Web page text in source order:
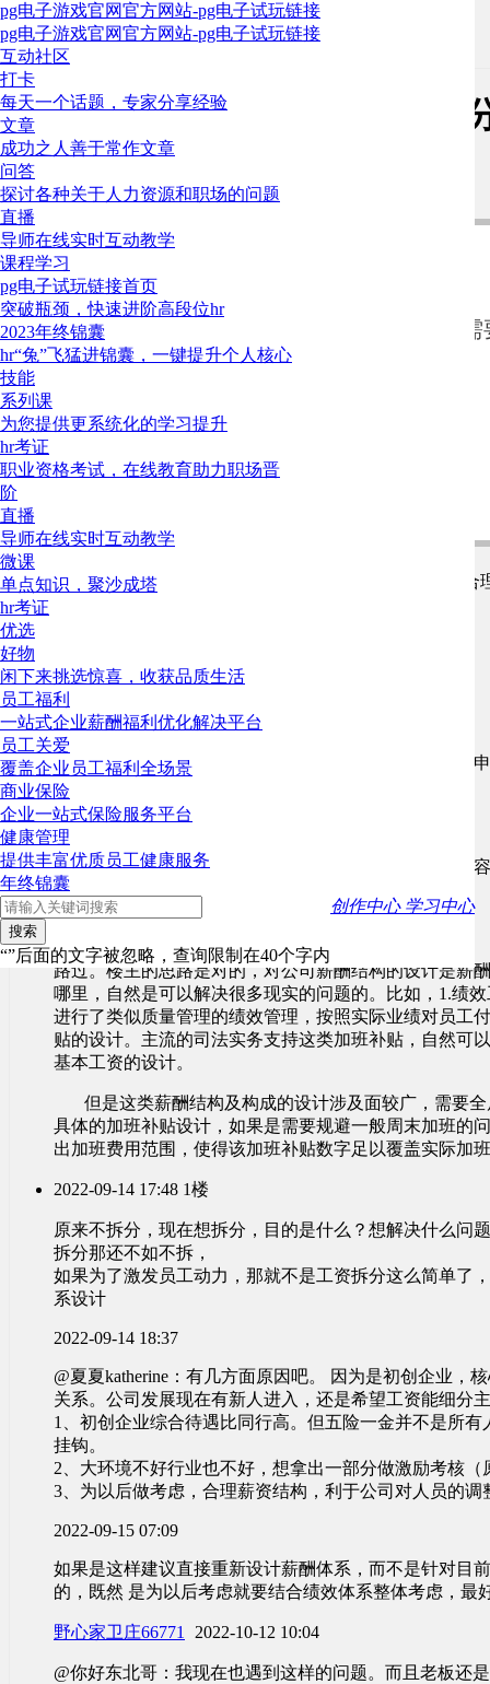
pg电子游戏官网官方网站-pg电子试玩链接
pg电子游戏官网官方网站-pg电子试玩链接
互动社区
打卡
每天一个话题，专家分享经验
文章
成功之人善于常作文章
问答
探讨各种关于人力资源和职场的问题
直播
导师在线实时互动教学
课程学习
pg电子试玩链接首页
突破瓶颈，快速进阶高段位hr
2023年终锦囊
hr“兔”飞猛进锦囊，一键提升个人核心
技能
系列课
为您提供更系统化的学习提升
hr考证
职业资格考试，在线教育助力职场晋
阶
直播
导师在线实时互动教学
微课
单点知识，聚沙成塔
hr考证
优选
好物
闲下来挑选惊喜，收获品质生活
员工福利
一站式企业薪酬福利优化解决平台
员工关爱
覆盖企业员工福利全场景
商业保险
企业一站式保险服务平台
健康管理
提供丰富优质员工健康服务
年终锦囊
创作中心 学习中心
搜索
“”后面的文字被忽略，查询限制在40个字内
三茅问答
工资结构调整应该如何进行拆
方网站
4
之前工资就是一个总数没有做区分，现在公司人员变多，希望
比如税前月薪10000，想拆分为：基本薪资、岗位补贴、加班
基本工资（想和五险一金基数挂钩）：按3000
岗位补贴 ：
加班工资（目前大小周，每月有一到二周周六需要上班）：
绩效工资（有业务目标，固定奖励，达成给，没完成不给）：
现在主要是“加班补贴”不知改如何划分，请问应该如何调整
感谢！
登录后才可以发表评论哦~请 或
牛奶里的鱼儿2022-10-13 16:44
加班工资个人认为可以增加加班工作制度，加班须提前
班，并结合考勤打卡来确认具体的计算金额。
上林2022-09-15 09:39
你要知道劳动法对加班工资是如何规定的，你就可以很
有啥可问的呢？
路过。楼主的思路是对的，对公司薪酬结构的设计是薪
哪里，自然是可以解决很多现实的问题的。比如，1.绩
进行了类似质量管理的绩效管理，按照实际业绩对员
贴的设计。主流的司法实务支持这类加班补贴，自然可
基本工资的设计。
但是这类薪酬结构及构成的设计涉及面较广，需要全
具体的加班补贴设计，如果是需要规避一般周末加班的
出加班费用范围，使得该加班补贴数字足以覆盖实际加
2022-09-14 17:48 1楼
原来不拆分，现在想拆分，目的是什么？想解决什么问
拆分那还不如不拆，
如果为了激发员工动力，那就不是工资拆分这么简单了
系设计
2022-09-14 18:37
@夏夏katherine：有几方面原因吧。 因为是初创企业，
关系。公司发展现在有新人进入，还是希望工资能细分
1、初创企业综合待遇比同行高。但五险一金并不是所
挂钩。
2、大环境不好行业也不好，想拿出一部分做激励考核
3、为以后做考虑，合理薪资结构，利于公司对人员的调
2022-09-15 07:09
如果是这样建议直接重新设计薪酬体系，而不是针对目
的，既然 是为以后考虑就要结合绩效体系整体考虑，最
野心家卫庄66771 2022-10-12 10:04
@你好东北哥：我现在也遇到这样的问题。而且老板还
我们希望了解您擅长的领域，把内容推荐给更多需
确定